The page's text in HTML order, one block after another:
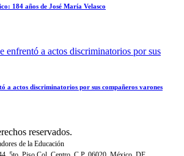
184 años de José María Velasco
a actos discriminatorios por sus compañeros varones
reservados.
de la Educación